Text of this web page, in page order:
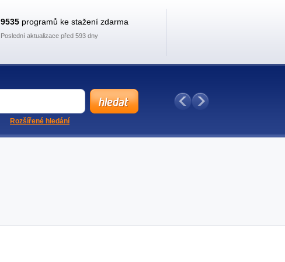
9535 programů ke stažení zdarma
Poslední aktualizace před 593 dny
Rozšířené hledání